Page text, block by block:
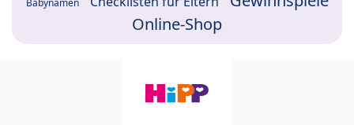
Online-Shop